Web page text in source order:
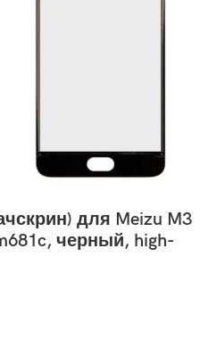
для Meizu M3
черный, high-